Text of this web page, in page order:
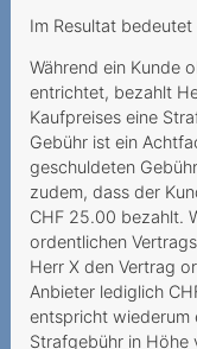
Im Resultat
Während ein Kunde
entrichtet, bezahlt
Kaufpreises eine
Gebühr ist ein
geschuldeten
zudem, dass der
CHF 25.00 bezahlt.
ordentlichen
Herr X den Vertrag
Anbieter lediglich
entspricht wiederum
Strafgebühr in Höhe